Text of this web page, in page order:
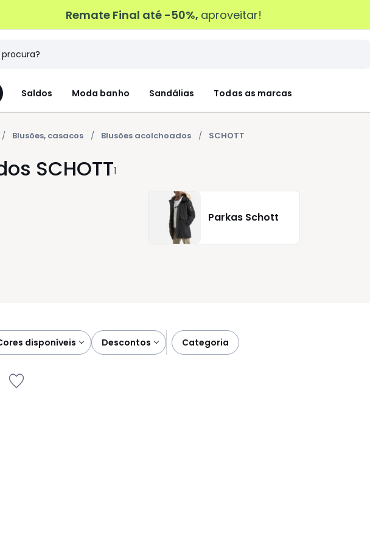
Remate Final até -50%, aproveitar!
Saldos Moda banho Sandálias Todas as marcas
Blusões, casacos Blusões acolchoados SCHOTT
SCHOTT1
Parkas Schott
cores disponíveis descontos categoria